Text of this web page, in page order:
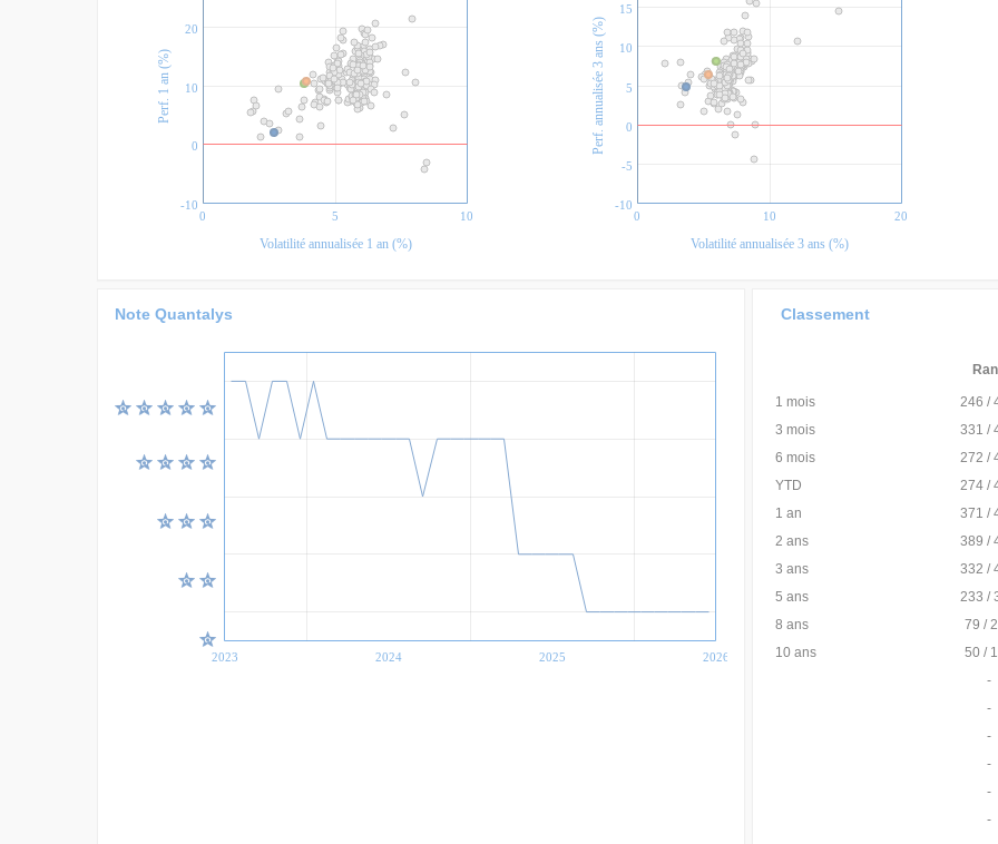
-10
0
10
20
P
e
r
f
.
1
a
n
(
%
)
0 5 10
Volatilité annualisée 1 an (%)
-10
-5
0
5
10
15
Perf. annualisée 3 ans (%)
0 10 20
Volatilité annualisée 3 ans (%)
Note Quantalys
2023 2024 2025 2026
Classement
1 mois 246 /
3 mois
331 /
6 mois
272 /
YTD
274 /
1 an
371 /
2 ans
389 /
3 ans
332 /
5 ans
233 /
8 ans
79 /
10 ans
50 /
-
-
-
-
-
-